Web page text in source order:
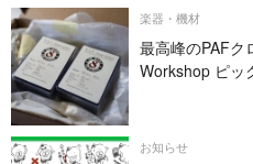
楽器・機材
最高峰のPAFク
Workshop ピッ
お知らせ